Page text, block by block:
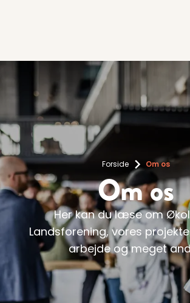
Forside Om os
Om os
Her kan du læse om
Landsforening, vores
arbejde og meget